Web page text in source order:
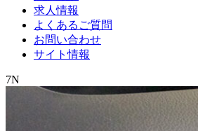
求人情報
よくあるご質問
お問い合わせ
サイト情報
7N